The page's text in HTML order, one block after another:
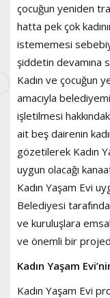
çocuğun yeniden
hatta pek çok
istememesi
şiddetin devamına
Kadın ve çocuğun
amacıyla
işletilmesi
ait beş dairenin
gözetilerek Kadın
uygun olacağı
Kadın Yaşam Evi
Belediyesi
ve kuruluşlara
ve önemli bir
Kadın Yaşam
Kadın Yaşam Evi